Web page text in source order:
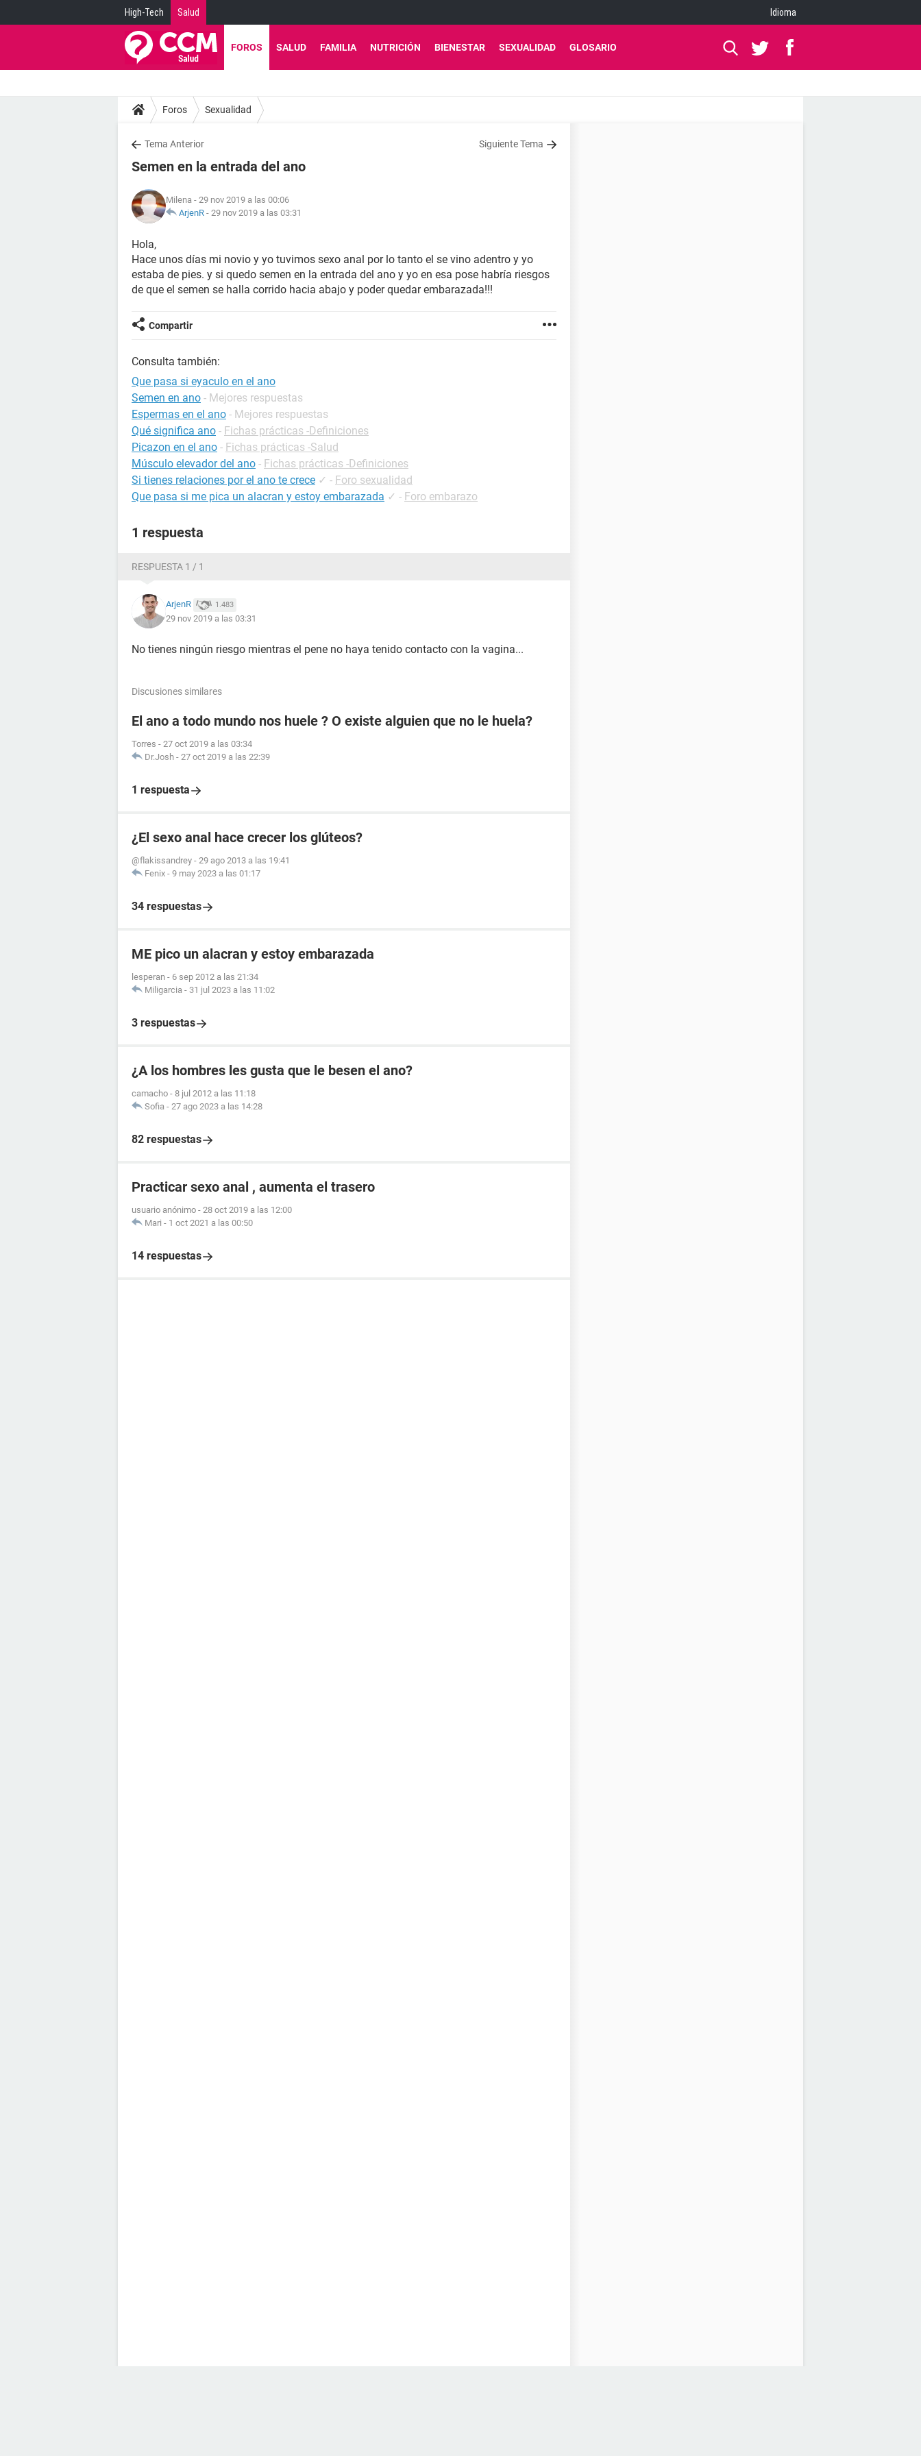
High-Tech Salud Idioma
FOROS SALUD FAMILIA NUTRICIÓN BIENESTAR SEXUALIDAD GLOSARIO
Foros Sexualidad
Tema Anterior Siguiente Tema
Semen en la entrada del ano
Milena - 29 nov 2019 a las 00:06
ArjenR - 29 nov 2019 a las 03:31
Hola,
Hace unos días mi novio y yo tuvimos sexo anal por lo tanto el se vino adentro y yo
estaba de pies. y si quedo semen en la entrada del ano y yo en esa pose habría riesgos
de que el semen se halla corrido hacia abajo y poder quedar embarazada!!!
Compartir
Consulta también:
Que pasa si eyaculo en el ano
Semen en ano - Mejores respuestas
Espermas en el ano - Mejores respuestas
Qué significa ano - Fichas prácticas -Definiciones
Picazon en el ano - Fichas prácticas -Salud
Músculo elevador del ano - Fichas prácticas -Definiciones
Si tienes relaciones por el ano te crece ✓ - Foro sexualidad
Que pasa si me pica un alacran y estoy embarazada ✓ - Foro embarazo
1 respuesta
RESPUESTA 1 / 1
ArjenR 1.483
29 nov 2019 a las 03:31
No tienes ningún riesgo mientras el pene no haya tenido contacto con la vagina...
Discusiones similares
El ano a todo mundo nos huele ? O existe alguien que no le huela?
Torres - 27 oct 2019 a las 03:34
Dr.Josh - 27 oct 2019 a las 22:39
1 respuesta
¿El sexo anal hace crecer los glúteos?
@flakissandrey - 29 ago 2013 a las 19:41
Fenix - 9 may 2023 a las 01:17
34 respuestas
ME pico un alacran y estoy embarazada
lesperan - 6 sep 2012 a las 21:34
Miligarcia - 31 jul 2023 a las 11:02
3 respuestas
¿A los hombres les gusta que le besen el ano?
camacho - 8 jul 2012 a las 11:18
Sofia - 27 ago 2023 a las 14:28
82 respuestas
Practicar sexo anal , aumenta el trasero
usuario anónimo - 28 oct 2019 a las 12:00
Mari - 1 oct 2021 a las 00:50
14 respuestas